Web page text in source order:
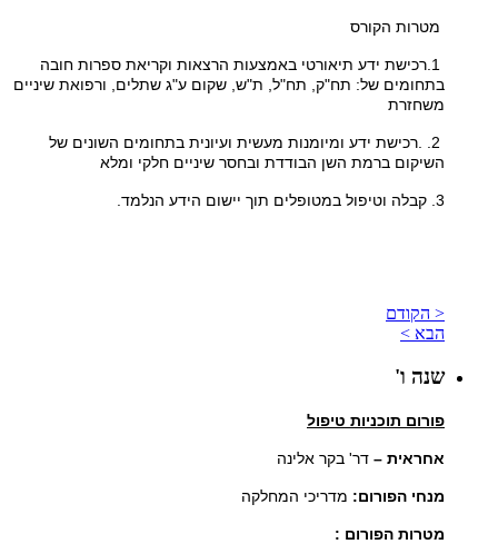
מטרות הקורס
.1 רכישת ידע תיאורטי באמצעות הרצאות וקריאת ספרות חובה
בתחומים של: תח"ק, תח"ל, ת"ש, שקום ע"ג שתלים, ורפואת שיניים
משחזרת
. .2 רכישת ידע ומיומנות מעשית ועיונית בתחומים השונים של
השיקום ברמת השן הבודדת ובחסר שיניים חלקי ומלא
3. קבלה וטיפול במטופלים תוך יישום הידע הנלמד
< הקודם
הבא >
שנה ו'
פורום תוכניות טיפול
אחראית – דר' בקר אלינה
מנחי הפורום: מדריכי המחלקה
מטרות הפורום :